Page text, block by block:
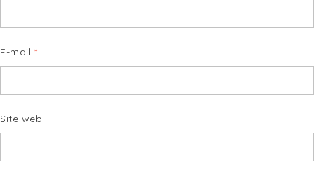
E-mail *
Site web